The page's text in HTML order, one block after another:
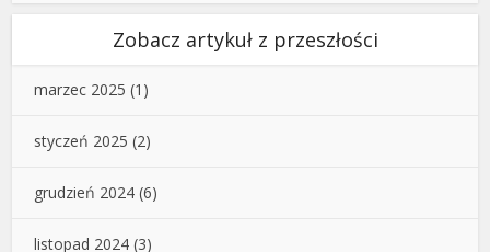
Zobacz artykuł z przeszłości
marzec 2025 (1)
styczeń 2025 (2)
grudzień 2024 (6)
listopad 2024 (3)